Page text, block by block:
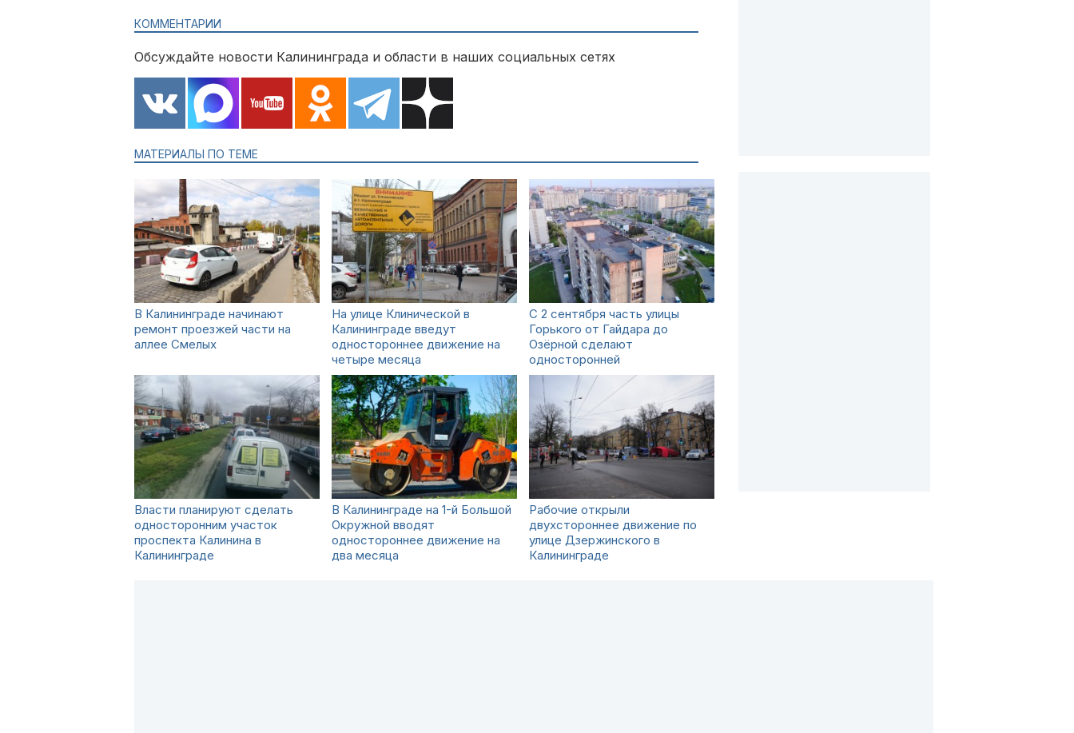
КОММЕНТАРИИ
Обсуждайте новости Калининграда и области в наших социальных сетях
МАТЕРИАЛЫ ПО ТЕМЕ
В Калининграде начинают
ремонт проезжей части на
аллее Смелых
На улице Клинической в
Калининграде введут
одностороннее движение на
четыре месяца
С 2 сентября часть улицы
Горького от Гайдара до
Озёрной сделают
односторонней
Власти планируют сделать
односторонним участок
проспекта Калинина в
Калининграде
В Калининграде на 1-й Большой
Окружной вводят
одностороннее движение на
два месяца
Рабочие открыли
двухстороннее движение по
улице Дзержинского в
Калининграде